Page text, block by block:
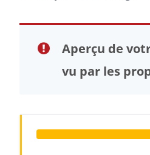
Aperçu de
vu par les